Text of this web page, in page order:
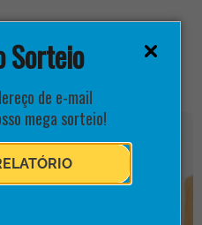
Sorteio
de e-mail
mega sorteio!